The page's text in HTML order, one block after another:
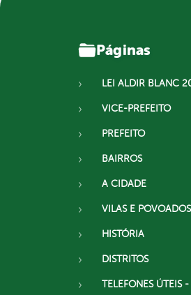
Páginas
LEI ALDIR BLANC
VICE-PREFEITO
PREFEITO
BAIRROS
A CIDADE
VILAS E POVOADOS
HISTÓRIA
DISTRITOS
TELEFONES ÚTEIS